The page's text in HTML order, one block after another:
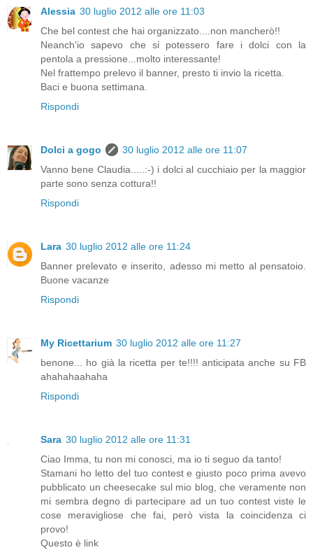
Alessia 30 luglio 2012 alle ore 11:03
Che bel contest che hai organizzato....non mancherò!!
Neanch'io sapevo che si potessero fare i dolci con la
pentola a pressione...molto interessante!
Nel frattempo prelevo il banner, presto ti invio la ricetta.
Baci e buona settimana.
Rispondi
Dolci a gogo
30 luglio 2012 alle ore 11:07
Vanno bene Claudia.....:-) i dolci al cucchiaio per la maggior
parte sono senza cottura!!
Rispondi
Lara 30 luglio 2012 alle ore 11:24
Banner prelevato e inserito, adesso mi metto al pensatoio.
Buone vacanze
Rispondi
My Ricettarium 30 luglio 2012 alle ore 11:27
benone... ho già la ricetta per te!!!! anticipata anche su FB
ahahahaahaha
Rispondi
Sara 30 luglio 2012 alle ore 11:31
Ciao Imma, tu non mi conosci, ma io ti seguo da tanto!
Stamani ho letto del tuo contest e giusto poco prima avevo
pubblicato un cheesecake sul mio blog, che veramente non
mi sembra degno di partecipare ad un tuo contest viste le
cose meravigliose che fai, però vista la coincidenza ci
provo!
Questo è link